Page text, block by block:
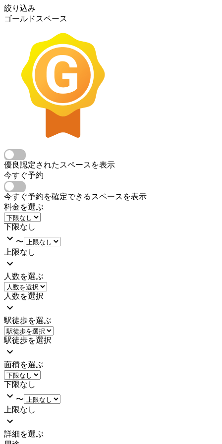
絞り込み
ゴールドスペース
優良認定されたスペースを表示
今すぐ予約
今すぐ予約を確定できるスペースを表示
料金を選ぶ
下限なし
〜
上限なし
人数を選ぶ
人数を選択
駅徒歩を選ぶ
駅徒歩を選択
面積を選ぶ
下限なし
〜
上限なし
詳細を選ぶ